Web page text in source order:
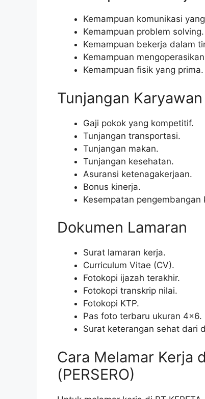
Kemampuan komunikasi
Kemampuan problem solving.
Kemampuan bekerja dalam
Kemampuan
Kemampuan fisik yang prima.
Tunjangan Karyawan
Gaji pokok yang kompetitif.
Tunjangan transportasi.
Tunjangan makan.
Tunjangan kesehatan.
Asuransi ketenagakerjaan.
Bonus kinerja.
Kesempatan pengembangan
Dokumen Lamaran
Surat lamaran kerja.
Curriculum Vitae (CV).
Fotokopi ijazah terakhir.
Fotokopi transkrip nilai.
Fotokopi KTP.
Pas foto terbaru ukuran 4×6.
Surat keterangan sehat dari
Cara Melamar Kerja
(PERSERO)